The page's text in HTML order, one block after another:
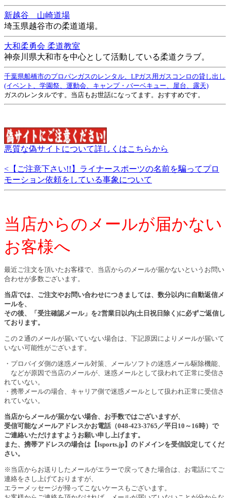
新越谷 山崎道場
埼玉県越谷市の柔道道場。
大和柔勇会 柔道教室
神奈川県大和市を中心として活動している柔道クラブ。
千葉県船橋市のプロパンガスのレンタル、LPガス用ガスコンロの貸し出し
(イベント、学園祭、運動会、キャンプ・バーベキュー、屋台、露天)
ガスのレンタルです。当店もお世話になってます。おすすめです。
悪質な偽サイトについて詳しくはこちらから
<【ご注意下さい!!】ライナースポーツの名前を騙ってプロ
モーション依頼をしている事象について
当店からのメールが届かない
お客様へ
最近ご注文を頂いたお客様で、当店からのメールが届かないというお問い
合わせが多数ございます。
当店では、ご注文やお問い合わせにつきましては、数分以内に自動返信メ
ールを、
その後、「受注確認メール」を2営業日以内(土日祝日除く)に必ずご返信し
ております。
この２通のメールが届いていない場合は、下記原因によりメールが届いて
いない可能性がございます。
・プロバイダ側の迷惑メール対策、メールソフトの迷惑メール駆除機能、
などが原因で当店のメールが、迷惑メールとして扱われて正常に受信さ
れていない。
・携帯メールの場合、キャリア側で迷惑メールとして扱われ正常に受信さ
れていない。
当店からメールが届かない場合、お手数ではございますが、
受信可能なメールアドレスかお電話（048-423-3765／平日10～16時）で
ご連絡いただけますようお願い申し上げます。
また、携帯アドレスの場合は【lsports.jp】のドメインを受信設定してくだ
さい。
※当店からお送りしたメールがエラーで戻ってきた場合は、お電話にてご
連絡をさし上げておりますが、
エラーメッセージが帰ってこないケースもございます。